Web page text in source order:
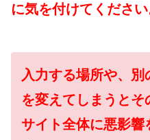
に気を付けてください
入力する場所や、
を変えてしまうと
サイト全体に悪影響